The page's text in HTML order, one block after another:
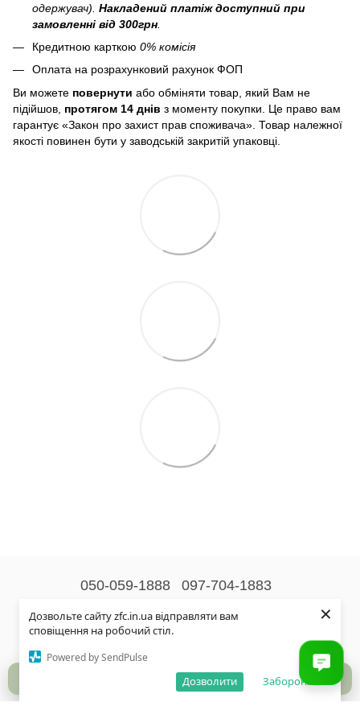
Дозвольте сайту zfc.in.ua відправляти вам
сповіщення на робочий стіл.
Powered by SendPulse
Заборонити
Дозволити
×
одержувач). Накладений платіж доступний при
замовленні від 300грн
Кредитною карткою 0% комісія
Оплата на розрахунковий рахунок ФОП
Ви можете повернути або обміняти товар, який Вам не
підійшов, протягом 14 днів з моменту покупки. Це право вам
гарантує «Закон про захист прав споживача». Товар належної
якості повинен бути у заводській закритій упаковці.
050-059-1888 097-704-1883
Контактна інформація
© 2026